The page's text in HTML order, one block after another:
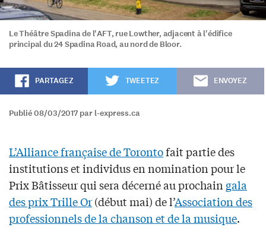
Le Théâtre Spadina de l'AFT, rue Lowther, adjacent à l'édifice
principal du 24 Spadina Road, au nord de Bloor.
PARTAGEZ TWEETEZ ENVOYEZ
Publié 08/03/2017 par l-express.ca
L’Alliance française de Torontofait partie des
institutions et individus en nomination pour le
Prix Bâtisseur qui sera décerné au prochaingala
des prix Trille Or(début mai) de l’Association des
professionnels de la chanson et de la musique.